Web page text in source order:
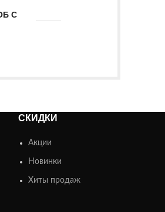
С
СКИДКИ
Акции
Новинки
Хиты продаж